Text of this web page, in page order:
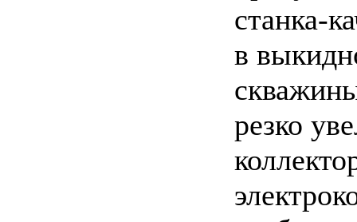
станка-
в
резко